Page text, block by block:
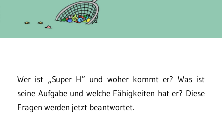
Wer ist „Super H“ und woher kommt er? Was ist
seine Aufgabe und welche Fähigkeiten hat er? Diese
Fragen werden jetzt beantwortet.